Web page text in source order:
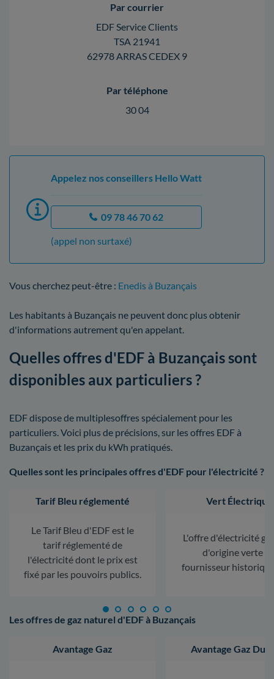
Par courrier
EDF Service Clients
TSA 21941
62978 ARRAS CEDEX 9
Par téléphone
30 04
Appelez nos conseillers Hello Watt
09 78 46 70 62
(appel non surtaxé)
Vous cherchez peut-être : Enedis à Buzançais
Les habitants à Buzançais ne peuvent donc plus obtenir
d'informations autrement qu'en appelant.
Quelles offres d'EDF à Buzançais sont
disponibles aux particuliers ?
EDF dispose de multiplesoffres spécialement pour les
particuliers. Voici plus de précisions, sur les offres EDF à
Buzançais et les prix du kWh pratiqués.
Quelles sont les principales offres d'EDF pour l'électricité ?
Tarif Bleu réglementé
Le Tarif Bleu d'EDF est le
tarif réglementé de
l'électricité dont le prix est
fixé par les pouvoirs publics.
Vert Électrique
L'offre d'électricité
d'origine verte
fournisseur
Les offres de gaz naturel d'EDF à Buzançais
Avantage Gaz Avantage Gaz